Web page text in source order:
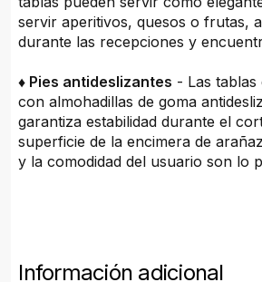
servir aperitivos, quesos o frutas,
durante las recepciones y
♦ Pies antideslizantes - Las tablas
con almohadillas de goma
garantiza estabilidad durante el
superficie de la encimera de
y la comodidad del usuario son lo
Información adicional